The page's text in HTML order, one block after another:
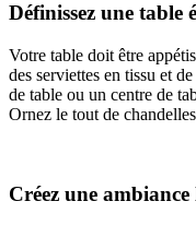
Définissez une table
Votre table doit être
des serviettes en tissu et
de table ou un centre de
Ornez le tout de
Créez une